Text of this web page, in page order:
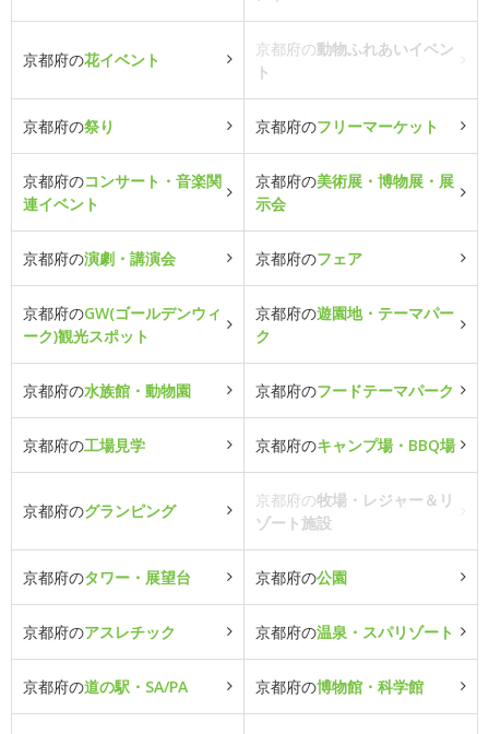
京都府の花イベント
京都府の動物ふれあいイベン
ト
京都府の祭り 京都府のフリーマーケット
京都府のコンサート・音楽関
連イベント
京都府の美術展・博物展・展
示会
京都府の演劇・講演会 京都府のフェア
京都府のGW(ゴールデンウィ
ーク)観光スポット
京都府の遊園地・テーマパー
ク
京都府の水族館・動物園 京都府のフードテーマパーク
京都府の工場見学 京都府のキャンプ場・BBQ場
京都府のグランピング
京都府の牧場・レジャー＆リ
ゾート施設
京都府のタワー・展望台 京都府の公園
京都府のアスレチック 京都府の温泉・スパリゾート
京都府の道の駅・SA/PA 京都府の博物館・科学館